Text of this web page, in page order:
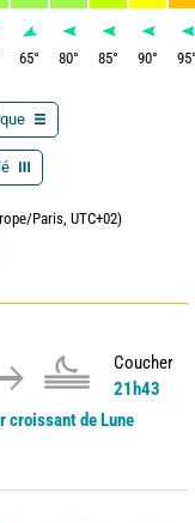
65° 80° 85° 90° 95
Paris, UTC+02)
Coucher
21h43
croissant de Lune